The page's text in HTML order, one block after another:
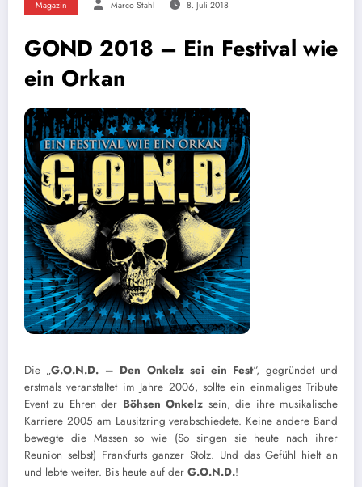
Magazin Marco Stahl 8. Juli 2018
GOND 2018 – Ein Festival wie
ein Orkan
Die „G.O.N.D. – Den Onkelz sei ein Fest“, gegründet und
erstmals veranstaltet im Jahre 2006, sollte ein einmaliges Tribute
Event zu Ehren der Böhsen Onkelz sein, die ihre musikalische
Karriere 2005 am Lausitzring verabschiedete. Keine andere Band
bewegte die Massen so wie (So singen sie heute nach ihrer
Reunion selbst) Frankfurts ganzer Stolz. Und das Gefühl hielt an
und lebte weiter. Bis heute auf der G.O.N.D.!